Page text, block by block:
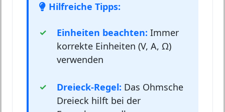
Hilfreiche Tipps:
Einheiten beachten: Immer
korrekte Einheiten (V, A, Ω)
verwenden
Dreieck-Regel: Das Ohmsche
Dreieck hilft bei der